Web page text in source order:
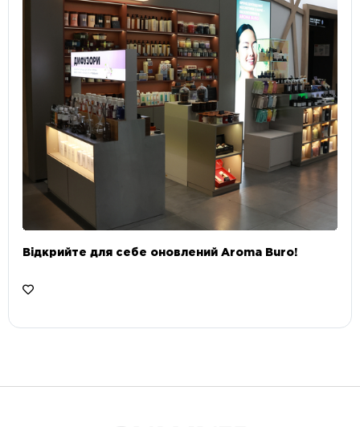
Відкрийте для себе оновлений Aroma Buro! ⠀